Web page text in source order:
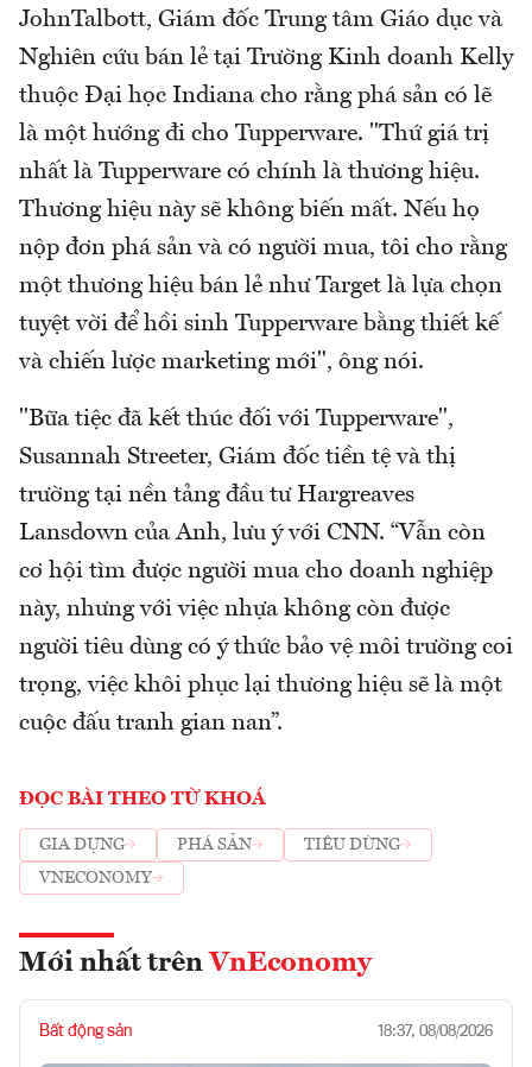
JohnTalbott, Giám đốc Trung tâm Giáo dục và
Nghiên cứu bán lẻ tại Trường Kinh doanh Kelly
thuộc Đại học Indiana cho rằng phá sản có lẽ
là một hướng đi cho Tupperware. "Thứ giá trị
nhất là Tupperware có chính là thương hiệu.
Thương hiệu này sẽ không biến mất. Nếu họ
nộp đơn phá sản và có người mua, tôi cho rằng
một thương hiệu bán lẻ như Target là lựa chọn
tuyệt vời để hồi sinh Tupperware bằng thiết kế
và chiến lược marketing mới", ông nói.
"Bữa tiệc đã kết thúc đối với Tupperware",
Susannah Streeter, Giám đốc tiền tệ và thị
trường tại nền tảng đầu tư Hargreaves
Lansdown của Anh, lưu ý với CNN. “Vẫn còn
cơ hội tìm được người mua cho doanh nghiệp
này, nhưng với việc nhựa không còn được
người tiêu dùng có ý thức bảo vệ môi trường coi
trọng, việc khôi phục lại thương hiệu sẽ là một
cuộc đấu tranh gian nan”.
ĐỌC BÀI THEO TỪ KHOÁ
GIA DỤNG PHÁ SẢN
TIÊU DÙNG
VNECONOMY
Mới nhất trên VnEconomy
Bất động sản 18:37, 08/08/2026